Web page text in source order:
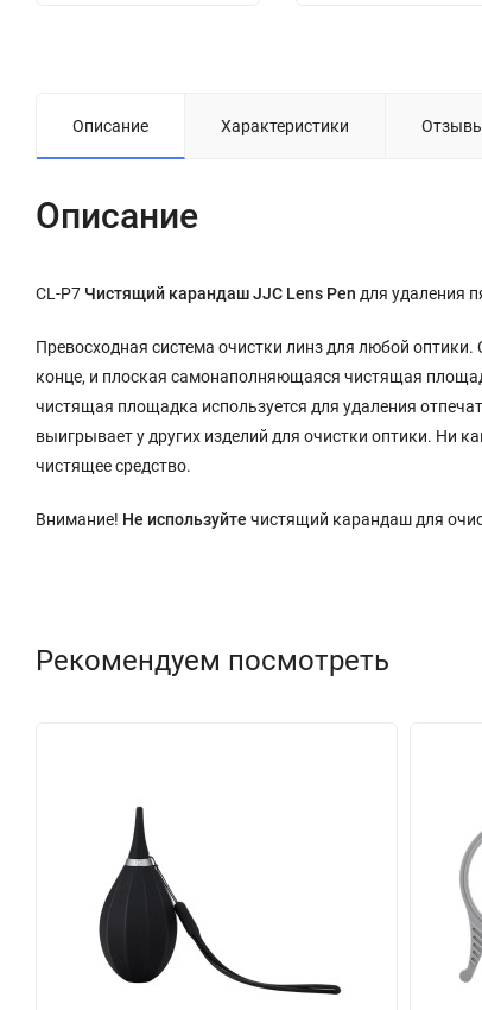
Описание Характеристики
Описание
CL-P7 Чистящий карандаш JJC Lens Pen для удаления
Превосходная система очистки линз для любой
конце, и плоская самонаполняющаяся чистящая
чистящая площадка используется для удаления
выигрывает у других изделий для очистки оптики. Ни
чистящее средство.
Внимание! Не используйте чистящий карандаш для
Рекомендуем посмотреть